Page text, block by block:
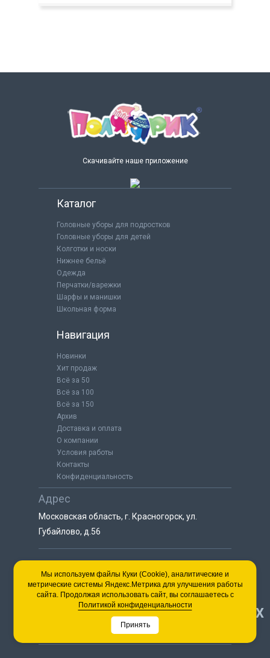
Скачивайте наше приложение
Каталог
Головные уборы для подростков
Головные уборы для детей
Колготки и носки
Нижнее бельё
Одежда
Перчатки/варежки
Шарфы и манишки
Школьная форма
Навигация
Новинки
Хит продаж
Всё за 50
Всё за 100
Всё за 150
Архив
Доставка и оплата
О компании
Условия работы
Контакты
Конфиденциальность
Адрес
Московская область, г. Красногорск, ул.
Губайлово, д.56
8 (925) 064-55-25
пн-сб с 9:00 до 18:00
8 (495) 563-03-35
пн-сб с 9:00 до 18:00 НАВЕРХ
Мы используем файлы Куки (Cookie), аналитические и
метрические системы Яндекс.Метрика для улучшения работы
сайта. Продолжая использовать сайт, вы соглашаетесь с
Политикой конфиденциальности
Принять